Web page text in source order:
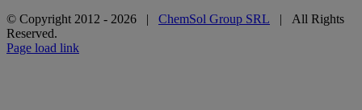
© Copyright 2012 - 2026 | ChemSol Group SRL | All Rights
Reserved.
Page load link